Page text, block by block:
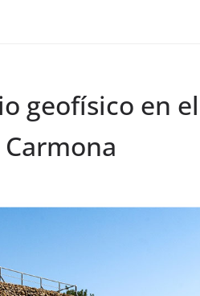
geofísico en el